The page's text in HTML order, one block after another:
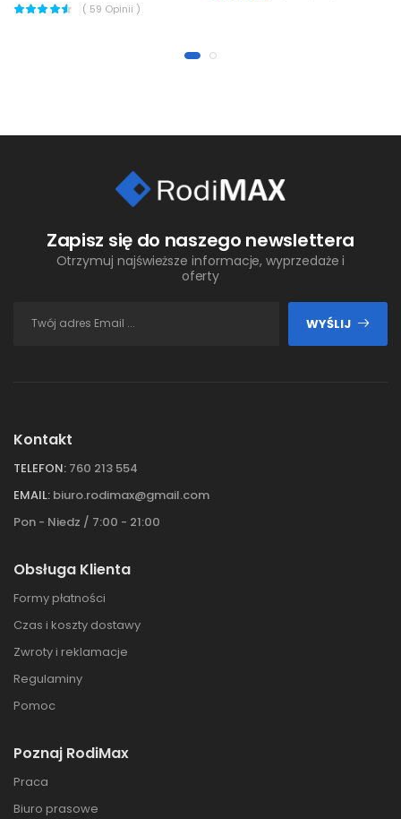
( 59 Opinii )
Zapisz się do naszego newslettera
Otrzymuj najświeższe informacje, wyprzedaże i
oferty
WYŚLIJ
Kontakt
TELEFON: 760 213 554
EMAIL: biuro.rodimax@gmail.com
Pon - Niedz / 7:00 - 21:00
Obsługa Klienta
Formy płatności
Czas i koszty dostawy
Zwroty i reklamacje
Regulaminy
Pomoc
Poznaj RodiMax
Praca
Biuro prasowe